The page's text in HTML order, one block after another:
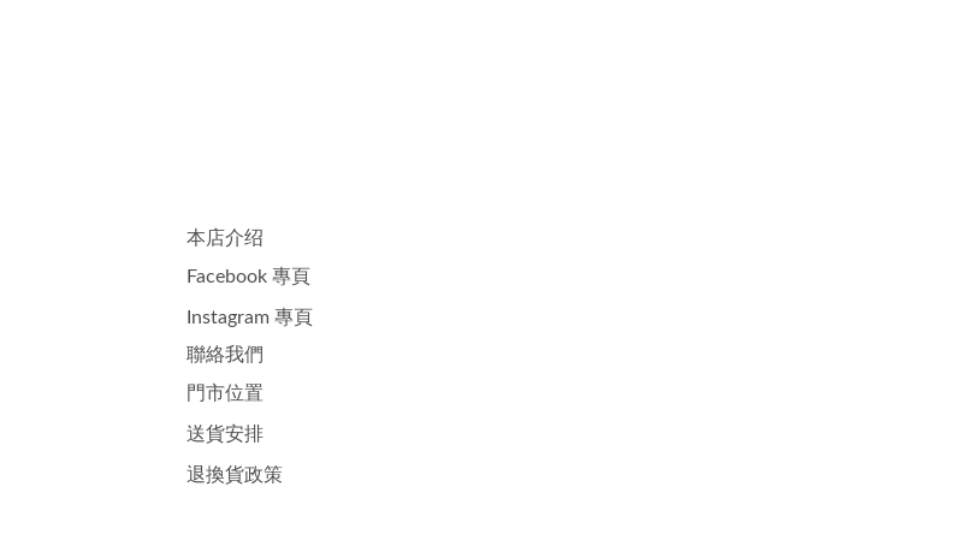
本店介绍
Facebook 專頁
Instagram 專頁
聯絡我們
門市位置
送貨安排
退換貨政策